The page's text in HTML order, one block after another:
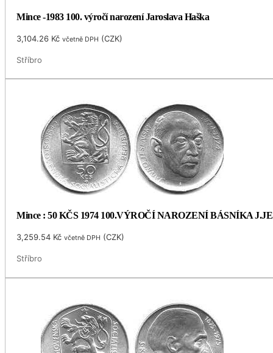
Mince -1983 100. výročí narození Jaroslava Haška
3,104.26 Kč včetně DPH (CZK)
Stříbro
Mince : 50 KČS 1974 100.VÝROČÍ NAROZENÍ BÁSNÍKA
3,259.54 Kč včetně DPH (CZK)
Stříbro